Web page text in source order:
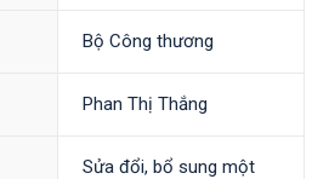
Bộ Công thương
Phan Thị Thắng
Sửa đổi, bổ sung một